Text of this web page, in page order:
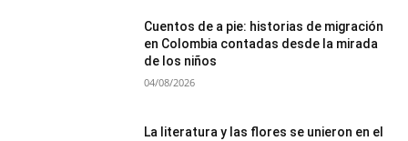
Cuentos de a pie: historias de migración
en Colombia contadas desde la mirada
de los niños
04/08/2026
La literatura y las flores se unieron en el